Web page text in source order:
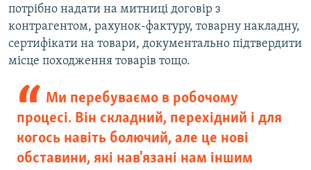
потрібно надати на митниці договір з
контрагентом, рахунок-фактуру, товарну накладну,
сертифікати на товари, документально підтвердити
місце походження товарів тощо.
Ми перебуваємо в робочому
процесі. Він складний, перехідний і для
когось навіть болючий, але це нові
обставини, які нав'язані нам іншим